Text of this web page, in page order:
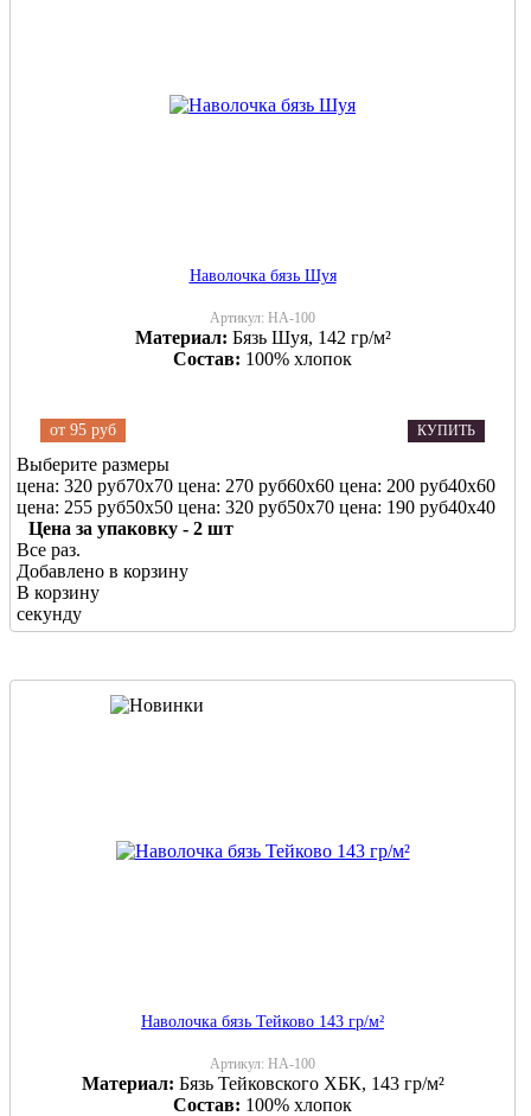
Наволочка бязь Шуя
Артикул: НА-100
Материал: Бязь Шуя, 142 гр/м²
Состав: 100% хлопок
от 95 руб КУПИТЬ
Выберите размеры
цена: 320 руб70х70 цена: 270 руб60х60 цена: 200 руб40х60
цена: 255 руб50х50 цена: 320 руб50х70 цена: 190 руб40х40
Цена за упаковку - 2 шт
Все раз.
Добавлено в корзину
В корзину
секунду
Наволочка бязь Тейково 143 гр/м²
Артикул: НА-100
Материал: Бязь Тейковского ХБК, 143 гр/м²
Состав: 100% хлопок